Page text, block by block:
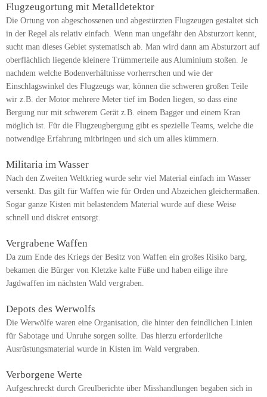
Flugzeugortung mit Metalldetektor
Die Ortung von abgeschossenen und abgestürzten Flugzeugen gestaltet sich
in der Regel als relativ einfach. Wenn man ungefähr den Absturzort kennt,
sucht man dieses Gebiet systematisch ab. Man wird dann am Absturzort auf
oberflächlich liegende kleinere Trümmerteile aus Aluminium stoßen. Je
nachdem welche Bodenverhältnisse vorherrschen und wie der
Einschlagswinkel des Flugzeugs war, können die schweren großen Teile
wir z.B. der Motor mehrere Meter tief im Boden liegen, so dass eine
Bergung nur mit schwerem Gerät z.B. einem Bagger und einem Kran
möglich ist. Für die Flugzeugbergung gibt es spezielle Teams, welche die
notwendige Erfahrung mitbringen und sich um alles kümmern.
Militaria im Wasser
Nach den Zweiten Weltkrieg wurde sehr viel Material einfach im Wasser
versenkt. Das gilt für Waffen wie für Orden und Abzeichen gleichermaßen.
Sogar ganze Kisten mit belastendem Material wurde auf diese Weise
schnell und diskret entsorgt.
Vergrabene Waffen
Da zum Ende des Kriegs der Besitz von Waffen ein großes Risiko barg,
bekamen die Bürger von Kletzke kalte Füße und haben eilige ihre
Jagdwaffen im nächsten Wald vergraben.
Depots des Werwolfs
Die Werwölfe waren eine Organisation, die hinter den feindlichen Linien
für Sabotage und Unruhe sorgen sollte. Das hierzu erforderliche
Ausrüstungsmaterial wurde in Kisten im Wald vergraben.
Verborgene Werte
Aufgeschreckt durch Greulberichte über Misshandlungen begaben sich in